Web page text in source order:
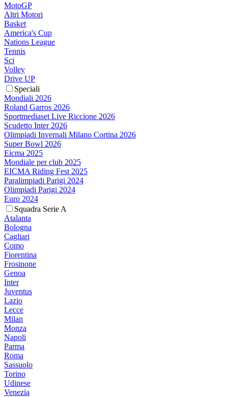
MotoGP
Altri Motori
Basket
America's Cup
Nations League
Tennis
Sci
Volley
Drive UP
Speciali
Mondiali 2026
Roland Garros 2026
Sportmediaset Live Riccione 2026
Scudetto Inter 2026
Olimpiadi Invernali Milano Cortina 2026
Super Bowl 2026
Eicma 2025
Mondiale per club 2025
EICMA Riding Fest 2025
Paralimpiadi Parigi 2024
Olimpiadi Parigi 2024
Euro 2024
Squadra Serie A
Atalanta
Bologna
Cagliari
Como
Fiorentina
Frosinone
Genoa
Inter
Juventus
Lazio
Lecce
Milan
Monza
Napoli
Parma
Roma
Sassuolo
Torino
Udinese
Venezia